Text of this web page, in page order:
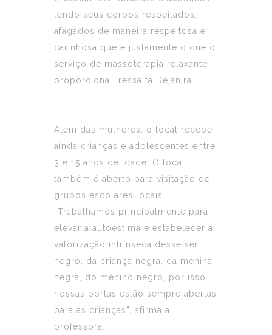
tendo seus corpos respeitados,
afagados de maneira respeitosa e
carinhosa que é justamente o que o
serviço de massoterapia relaxante
proporciona”, ressalta Dejanira.
Além das mulheres, o local recebe
ainda crianças e adolescentes entre
3 e 15 anos de idade. O local
também é aberto para visitação de
grupos escolares locais.
“Trabalhamos principalmente para
elevar a autoestima e estabelecer a
valorização intrínseca desse ser
negro, da criança negra, da menina
negra, do menino negro, por isso
nossas portas estão sempre abertas
para as crianças”, afirma a
professora.